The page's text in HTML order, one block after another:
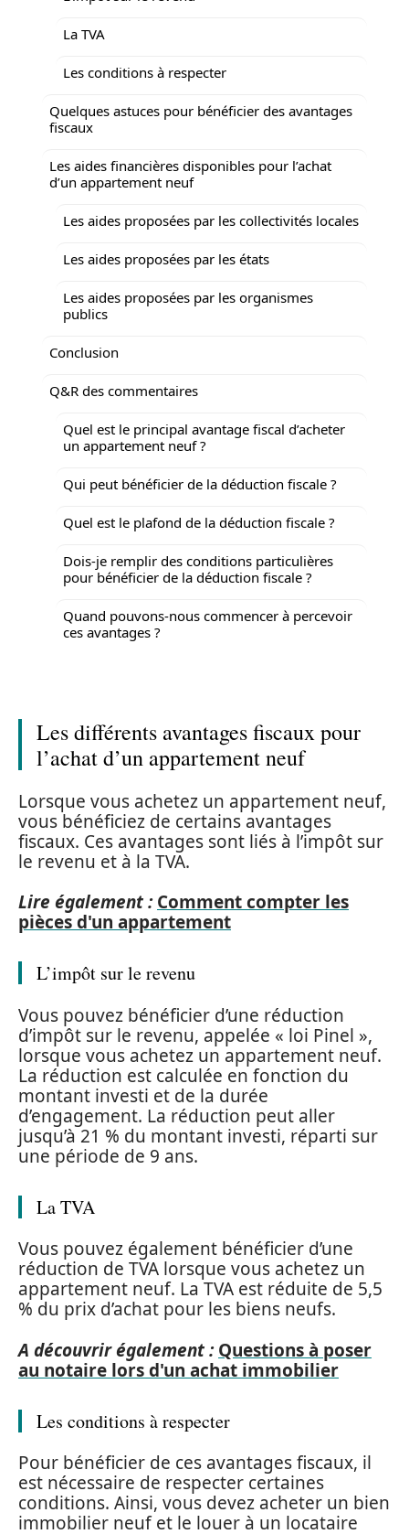
La TVA
Les conditions à respecter
Quelques astuces pour bénéficier des avantages
fiscaux
Les aides financières disponibles pour l’achat
d’un appartement neuf
Les aides proposées par les collectivités locales
Les aides proposées par les états
Les aides proposées par les organismes
publics
Conclusion
Q&R des commentaires
Quel est le principal avantage fiscal d’acheter
un appartement neuf ?
Qui peut bénéficier de la déduction fiscale ?
Quel est le plafond de la déduction fiscale ?
Dois-je remplir des conditions particulières
pour bénéficier de la déduction fiscale ?
Quand pouvons-nous commencer à percevoir
ces avantages ?
Les différents avantages fiscaux pour
l’achat d’un appartement neuf
Lorsque vous achetez un appartement neuf,
vous bénéficiez de certains avantages
fiscaux. Ces avantages sont liés à l’impôt sur
le revenu et à la TVA.
Lire également : Comment compter les
pièces d'un appartement
L’impôt sur le revenu
Vous pouvez bénéficier d’une réduction
d’impôt sur le revenu, appelée « loi Pinel »,
lorsque vous achetez un appartement neuf.
La réduction est calculée en fonction du
montant investi et de la durée
d’engagement. La réduction peut aller
jusqu’à 21 % du montant investi, réparti sur
une période de 9 ans.
La TVA
Vous pouvez également bénéficier d’une
réduction de TVA lorsque vous achetez un
appartement neuf. La TVA est réduite de 5,5
% du prix d’achat pour les biens neufs.
A découvrir également : Questions à poser
au notaire lors d'un achat immobilier
Les conditions à respecter
Pour bénéficier de ces avantages fiscaux, il
est nécessaire de respecter certaines
conditions. Ainsi, vous devez acheter un bien
immobilier neuf et le louer à un locataire